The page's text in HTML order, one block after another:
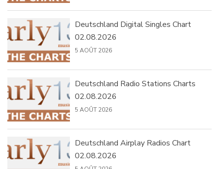
Deutschland Digital Singles Chart
02.08.2026
5 AOÛT 2026
Deutschland Radio Stations Charts
02.08.2026
5 AOÛT 2026
Deutschland Airplay Radios Chart
02.08.2026